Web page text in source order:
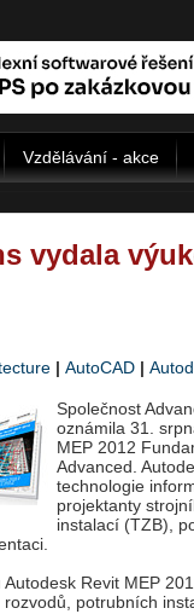
Vzdělávání - akce
vydala
| AutoCAD |
Společnost
oznámila 31.
MEP 2012
Advanced.
technologie
projektanty
instalací (TZB),
Revit MEP
potrubních